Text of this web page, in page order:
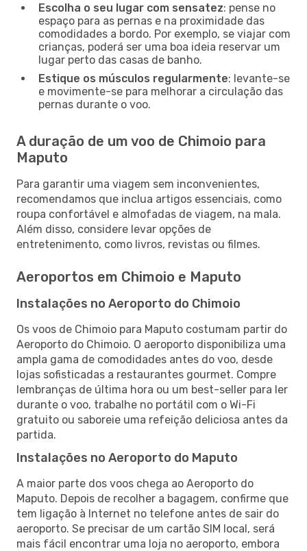
Escolha o seu lugar com sensatez: pense no
espaço para as pernas e na proximidade das
comodidades a bordo. Por exemplo, se viajar com
crianças, poderá ser uma boa ideia reservar um
lugar perto das casas de banho.
Estique os músculos regularmente: levante-se
e movimente-se para melhorar a circulação das
pernas durante o voo.
A duração de um voo de Chimoio para
Maputo
Para garantir uma viagem sem inconvenientes,
recomendamos que inclua artigos essenciais, como
roupa confortável e almofadas de viagem, na mala.
Além disso, considere levar opções de
entretenimento, como livros, revistas ou filmes.
Aeroportos em Chimoio e Maputo
Instalações no Aeroporto do Chimoio
Os voos de Chimoio para Maputo costumam partir do
Aeroporto do Chimoio. O aeroporto disponibiliza uma
ampla gama de comodidades antes do voo, desde
lojas sofisticadas a restaurantes gourmet. Compre
lembranças de última hora ou um best-seller para ler
durante o voo, trabalhe no portátil com o Wi-Fi
gratuito ou saboreie uma refeição deliciosa antes da
partida.
Instalações no Aeroporto do Maputo
A maior parte dos voos chega ao Aeroporto do
Maputo. Depois de recolher a bagagem, confirme que
tem ligação à Internet no telefone antes de sair do
aeroporto. Se precisar de um cartão SIM local, será
mais fácil encontrar uma loja no aeroporto, embora